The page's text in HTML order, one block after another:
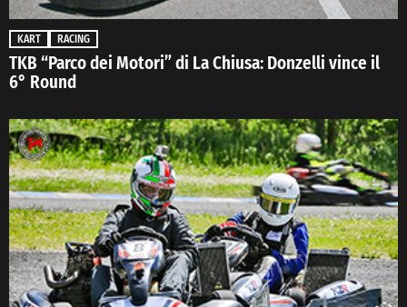
KART RACING
TKB “Parco dei Motori” di La Chiusa: Donzelli vince il
6° Round